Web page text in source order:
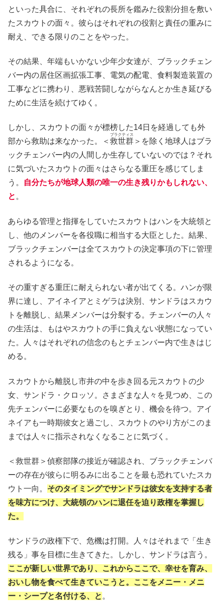
といった具合に、それぞれの長所を鑑みた役割分担を敷い
たスカウトの面々。彼らはそれぞれの役割と責任の重みに
耐え、できる限りのことをやった。
その結果、年端もいかない少年少女達が、ブラックチェン
バー内の居住区画拡張工事、電気の配電、食料製造装置の
工事などに携わり、悪戦苦闘しながらなんとか生き延びる
ために生活を続けてゆく。
しかし、スカウトの面々が標榜した14日を経過しても外
部から救助は来なかった。＜ 救世群
プラクティス
＞を除く地球人はブラ
ックチェンバー内の人間しか生存していないのでは？それ
に気づいたスカウトの面々はさらなる重圧を感じてしま
う。
自分たちが地球人類の唯一の生き残りかもしれない、
と 。
あらゆる管理と指揮をしていたスカウトはハンを大統領と
し、他のメンバーを各役職に相当する大臣とした。結果、
ブラックチェンバーは全てスカウトの決定事項の下に管理
されるようになる。
その重すぎる重圧に耐えられない者が出てくる。ハンが限
界に達し、アイネイアとミゲラは決別、サンドラはスカウ
トを離脱し、結果メンバーは分裂する。チェンバーの人々
の生活は、もはやスカウトの手に負えない状態になってい
た。人々はそれぞれの信念のもとチェンバー内で生きはじ
める。
スカウトから離脱し市井の中を歩き回る元スカウトの少
女、サンドラ・クロッソ。さまざまな人々を見つめ、この
先チェンバーに必要なものを嗅ぎとり、機会を待つ。アイ
ネイアも一時期彼女と過ごし、スカウトのやり方がこのま
までは人々に指示されなくなることに気づく。
＜救世群＞偵察部隊の接近が確認され、ブラックチェンバ
ーの存在が彼らに明るみに出ることを最も恐れていたスカ
ウト一向。 そのタイミングでサンドラは彼女を支持する者
を味方につけ、大統領のハンに退任を迫り政権を掌握し
た。
サンドラの政権下で、危機は打開。人々はそれまで「生き
残る」事を目標に生きてきた。しかし、サンドラは言う。
ここが新しい世界であり、これからここで、幸せを育み、
おいし物を食べて生きていこうと。ここをメニー・メニ
ー・シープと名付ける、と 。